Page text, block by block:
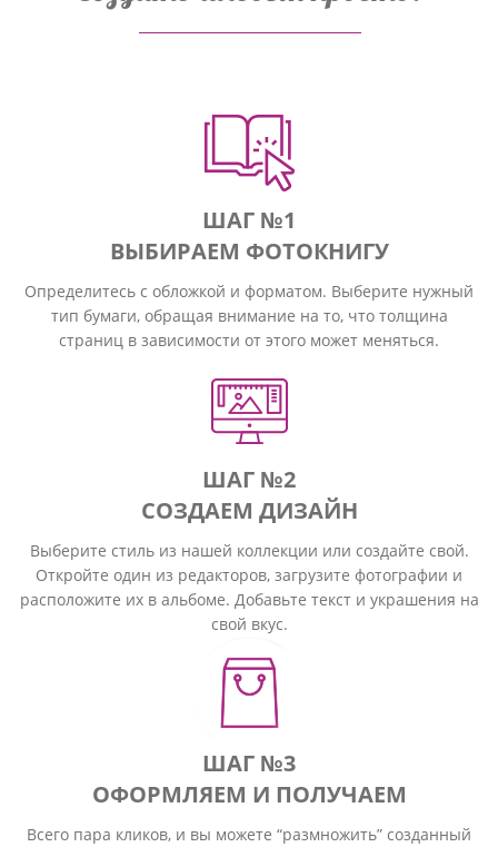
ШАГ №1
ВЫБИРАЕМ ФОТОКНИГУ
Определитесь с обложкой и форматом. Выберите нужный
тип бумаги, обращая внимание на то, что толщина
страниц в зависимости от этого может меняться.
ШАГ №2
СОЗДАЕМ ДИЗАЙН
Выберите стиль из нашей коллекции или создайте свой.
Откройте один из редакторов, загрузите фотографии и
расположите их в альбоме. Добавьте текст и украшения на
свой вкус.
ШАГ №3
ОФОРМЛЯЕМ И ПОЛУЧАЕМ
Всего пара кликов, и вы можете “размножить” созданный